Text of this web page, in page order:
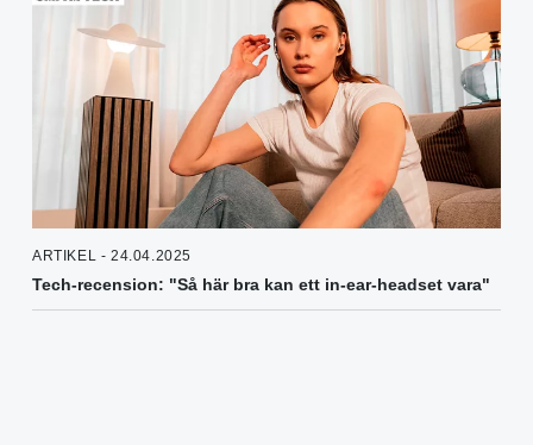
ARTIKEL - 24.04.2025
Tech-recension: "Så här bra kan ett in-ear-headset vara"